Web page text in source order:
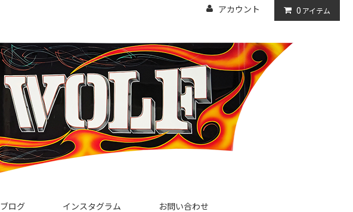
アカウント 0 アイテム
ブログ インスタグラム お問い合わせ